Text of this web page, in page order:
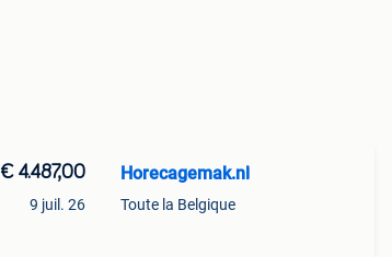
€ 4.487,00
9 juil. 26
Horecagemak.nl
Toute la Belgique